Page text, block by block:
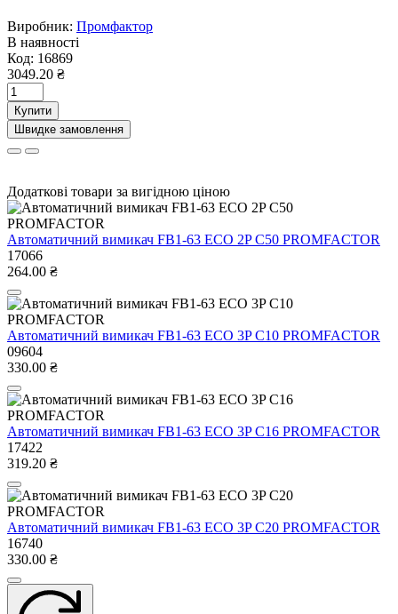
Виробник: Промфактор
В наявності
Код: 16869
3049.20 ₴
Купити
Швидке замовлення
Додаткові товари за вигідною ціною
Автоматичний вимикач FB1-63 ECO 2P C50 PROMFACTOR
17066
264.00 ₴
Автоматичний вимикач FB1-63 ECO 3P С10 PROMFACTOR
09604
330.00 ₴
Автоматичний вимикач FB1-63 ECO 3P С16 PROMFACTOR
17422
319.20 ₴
Автоматичний вимикач FB1-63 ECO 3P С20 PROMFACTOR
16740
330.00 ₴